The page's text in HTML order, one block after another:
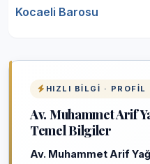
Kocaeli Barosu
HIZLI BILGI · PROFIL
Av. Muhammet Arif
Temel Bilgiler
Av. Muhammet Arif